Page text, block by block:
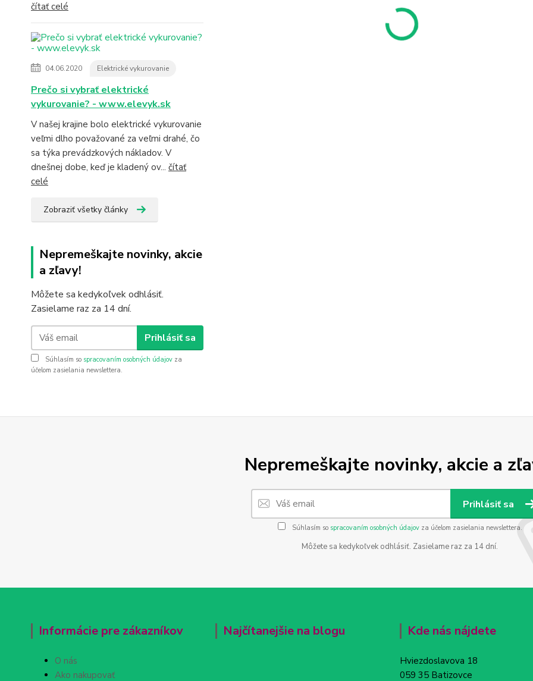
čítať celé
04.06.2020 Elektrické vykurovanie
Prečo si vybrať elektrické
vykurovanie? - www.elevyk.sk
V našej krajine bolo elektrické vykurovanie
veľmi dlho považované za veľmi drahé, čo
sa týka prevádzkových nákladov. V
dnešnej dobe, keď je kladený ov... čítať
celé
Zobraziť všetky články
Nepremeškajte novinky, akcie
a zľavy!
Môžete sa kedykoľvek odhlásiť.
Zasielame raz za 14 dní.
Prihlásiť sa
Súhlasím so spracovaním osobných údajov za
účelom zasielania newslettera.
Nepremeškajte novinky, akcie a
Prihlásiť sa
Súhlasím so spracovaním osobných údajovza účelom zasielania newslettera.
Môžete sa kedykoľvek odhlásiť. Zasielame raz za 14 dní.
Informácie pre zákazníkov
O nás
Ako nakupovať
Najčítanejšie na blogu Kde nás nájdete
Hviezdoslavova 18
059 35 Batizovce